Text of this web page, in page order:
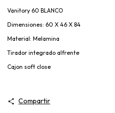
Vanitory 60 BLANCO
Dimensiones: 60 X 46 X 84
Material: Melamina
Tirador integrado alfrente
Cajon soft close
Compartir